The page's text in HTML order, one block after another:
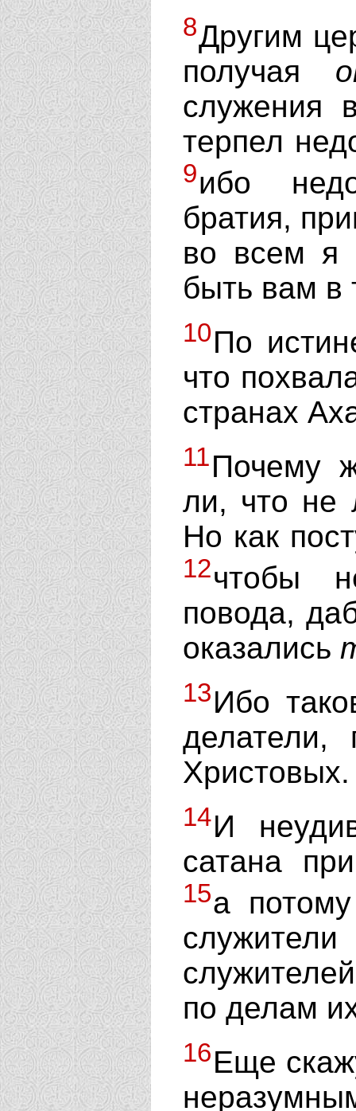
8Другим
получая
служения
терпел
9ибо
братия,
во всем я
быть вам в
10По
что
странах
11Почему
ли, что не
Но как
12чтобы
повода,
оказались
13Ибо
делатели,
Христовых.
14И
сатана
15а
по делам
16Еще